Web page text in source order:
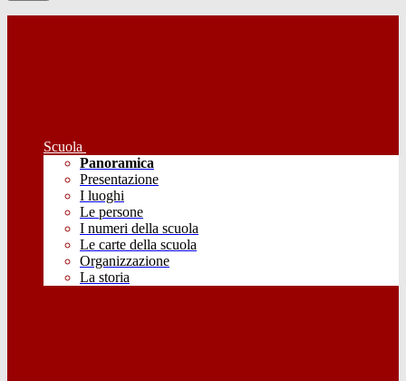
Scuola
Panoramica
Presentazione
I luoghi
Le persone
I numeri della scuola
Le carte della scuola
Organizzazione
La storia